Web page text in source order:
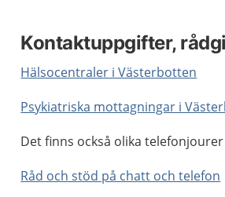
Kontaktuppgifter,
Hälsocentraler i Västerbotten
Psykiatriska mottagningar i
Det finns också olika
Råd och stöd på chatt och telefon